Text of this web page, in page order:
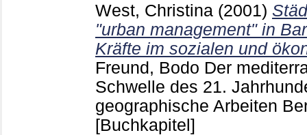
West, Christina (2001)
"urban management" in
Kräfte im sozialen und
Freund, Bodo Der
Schwelle des 21.
geographische Arbeiten
[Buchkapitel]